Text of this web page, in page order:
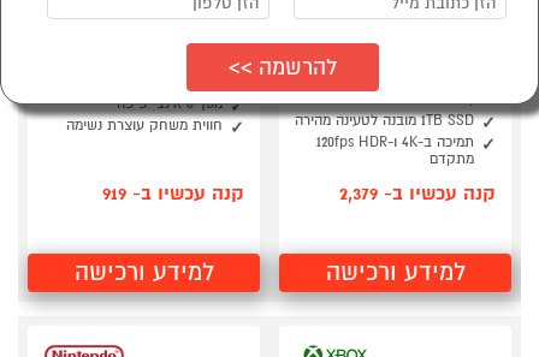
קונסולה סוני פלייסטיישן
Ray
1TB SSD מובנה לטעינה מהירה
תמיכה ב-4K ו-120fps HDR
מתקדם
קנה עכשיו ב- 2,379
למידע ורכישה
בקר פלייסטיישן נייד
Portal
מסך 8 אינצ יפיפה
חווית משחק עוצרת נשימה
קנה עכשיו ב- 919
למידע ורכישה